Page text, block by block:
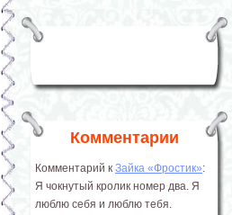
Комментарии
Комментарий к Зайка «Фростик»:
Я чокнутый кролик номер два. Я
люблю себя и люблю тебя.